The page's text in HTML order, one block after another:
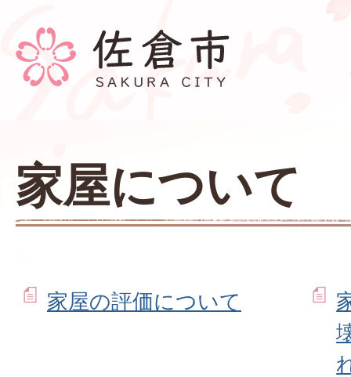
家屋について
家屋の評価について